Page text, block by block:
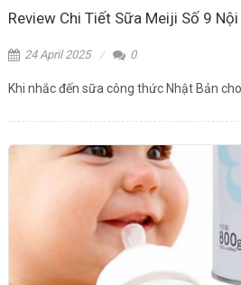
24 April 2025 0
Khi nhắc đến sữa công thức Nhật Bản